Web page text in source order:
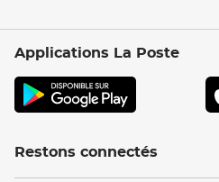
Applications La Poste
Restons connectés